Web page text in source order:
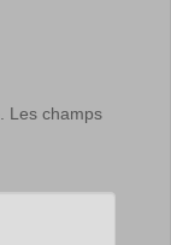
Les champs